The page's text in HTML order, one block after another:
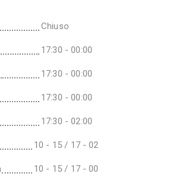
Chiuso
17:30 - 00:00
17:30 - 00:00
17:30 - 00:00
17:30 - 02:00
10 - 15 / 17 - 02
10 - 15 / 17 - 00